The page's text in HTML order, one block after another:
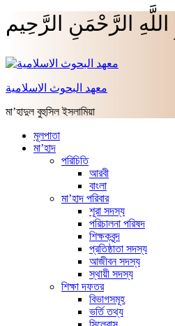
الرَّحْمَنِ الرَّحِيم
معهد البحوث الاسلامية
মা’হাদুল বুহুসিল ইসলামিয়া
মূলপাতা
মা’হাদ
পরিচিতি
আরবী
বাংলা
মা’হাদ পরিবার
শূরা সদস্য
পরিচালনা পরিষদ
শিক্ষকবৃন্দ
প্রতিষ্ঠাতা সদস্য
আজীবন সদস্য
স্থায়ী সদস্য
শিক্ষা দফতর
বিভাগসমূহ
ভর্তি তথ্য